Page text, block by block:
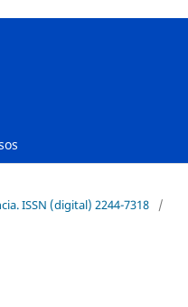
ISSN (digital) 2244-7318
/